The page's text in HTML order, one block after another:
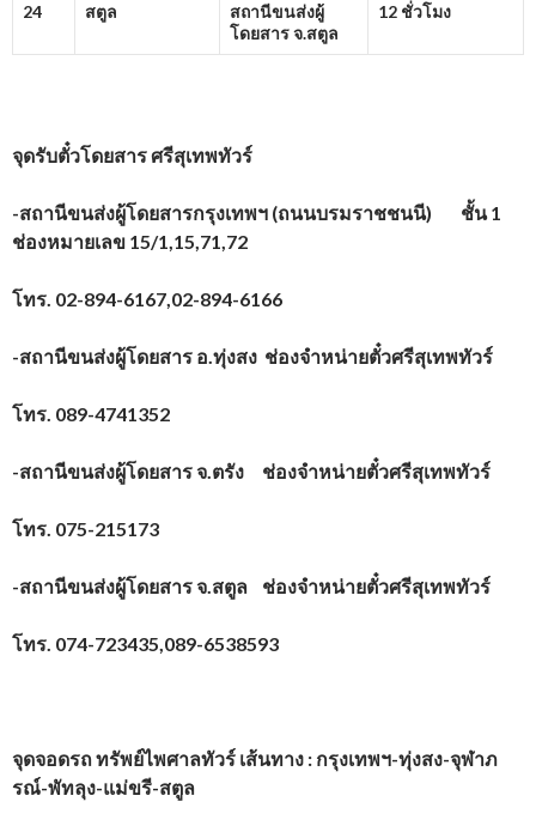
24 สตูล
สถานีขนส่งผู้
โดยสาร จ.สตูล
12 ชั่วโมง
จุดรับตั๋วโดยสารศรีสุเทพทัวร์
-สถานีขนส่งผู้โดยสารกรุงเทพฯ (ถนนบรมราชชนนี) ชั้น 1
ช่องหมายเลข 15/1,15,71,72
โทร. 02-894-6167,02-894-6166
-สถานีขนส่งผู้โดยสาร อ.ทุ่งสง ช่องจำหน่ายตั๋วศรีสุเทพทัวร์
โทร. 089-4741352
-สถานีขนส่งผู้โดยสาร จ.ตรัง ช่องจำหน่ายตั๋วศรีสุเทพทัวร์
โทร. 075-215173
-สถานีขนส่งผู้โดยสาร จ.สตูล ช่องจำหน่ายตั๋วศรีสุเทพทัวร์
โทร. 074-723435,089-6538593
จุดจอดรถ ทรัพย์ไพศาลทัวร์ เส้นทาง : กรุงเทพฯ-ทุ่งสง-จุฬาภ
รณ์-พัทลุง-แม่ขรี-สตูล